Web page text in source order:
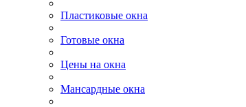
Пластиковые окна
Готовые окна
Цены на окна
Мансардные окна